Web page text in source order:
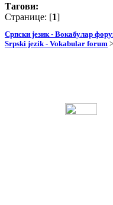
Тагови:
Странице: [1]
Српски језик - Вокабулар
Srpski jezik - Vokabular forum >